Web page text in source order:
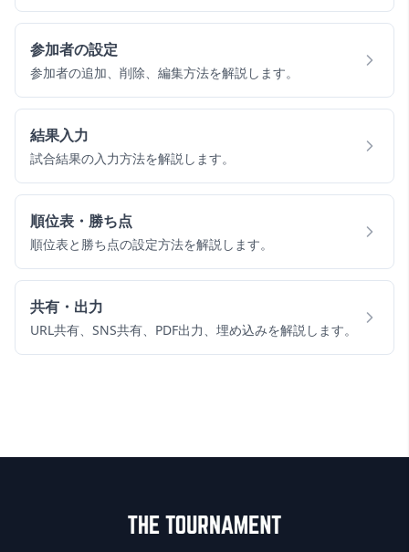
参加者の設定
参加者の追加、削除、編集方法を解説します。
結果入力
試合結果の入力方法を解説します。
順位表・勝ち点
順位表と勝ち点の設定方法を解説します。
共有・出力
URL共有、SNS共有、PDF出力、埋め込みを解説します。